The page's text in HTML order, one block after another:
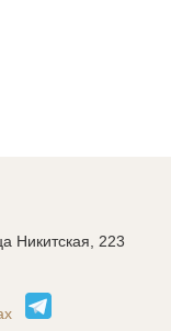
Никитская, 223